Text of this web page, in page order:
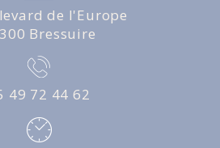
de l'Europe
Bressuire
49 72 44 62